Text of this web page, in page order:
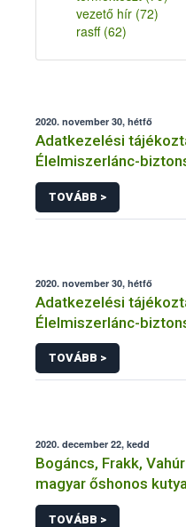
vezető hír (72)
rasff (62)
2020. november 30, hétfő
Adatkezelési
Élelmiszerlánc-
történő
adatkezelések
TOVÁBB >
2020. november 30, hétfő
Adatkezelési
Élelmiszerlánc-
Hivatal
gyakorlásával
TOVÁBB >
2020. december 22, kedd
Bogáncs, Frakk,
magyar őshonos
TOVÁBB >